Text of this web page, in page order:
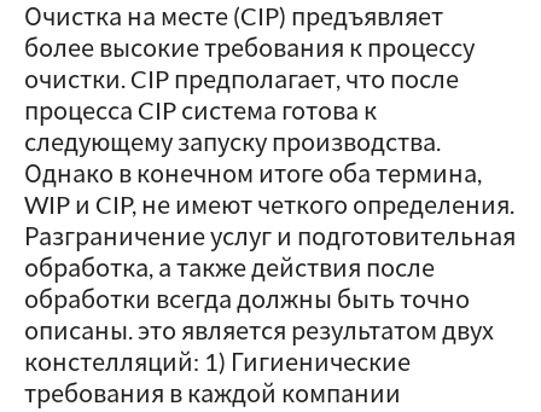
Очистка на месте (CIP) предъявляет
более высокие требования к процессу
очистки. CIP предполагает, что после
процесса CIP система готова к
следующему запуску производства.
Однако в конечном итоге оба термина,
WIP и CIP, не имеют четкого определения.
Разграничение услуг и подготовительная
обработка, а также действия после
обработки всегда должны быть точно
описаны. это является результатом двух
констелляций: 1) Гигиенические
требования в каждой компании